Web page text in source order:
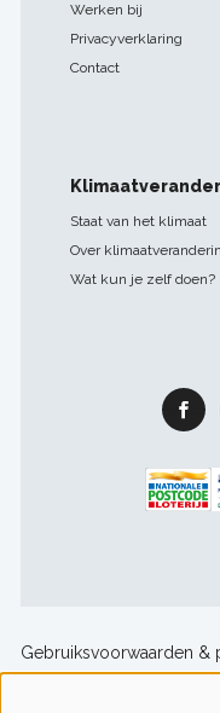
Werken bij
Privacyverklaring
Contact
Staat van het klimaat
Over
Wat kun je zelf doen?
Facebook
Footer
sitelinks
Gebruiksvoorwaarden &